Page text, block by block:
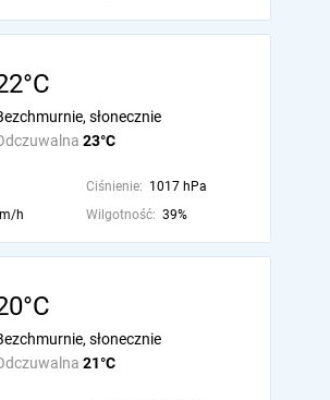
23°C
słonecznie
Ciśnienie: 1017 hPa
h Wilgotność: 39%
21°C
słonecznie